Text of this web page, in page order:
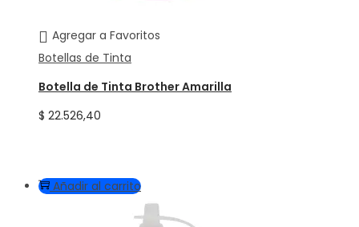
Agregar a Favoritos
Botellas de Tinta
Botella de Tinta Brother Amarilla
$ 22.526,40
Añadir al carrito